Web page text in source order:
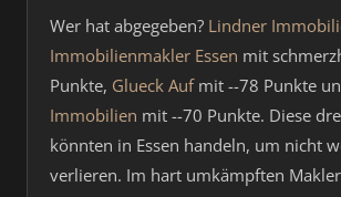
Wer hat abgegeben? Lindner
Immobilienmakler Essen mit
Punkte, Glueck Aufmit --78 Punkte
Immobilien mit --70 Punkte. Diese
könnten in Essen handeln, um nicht
verlieren. Im hart umkämpften